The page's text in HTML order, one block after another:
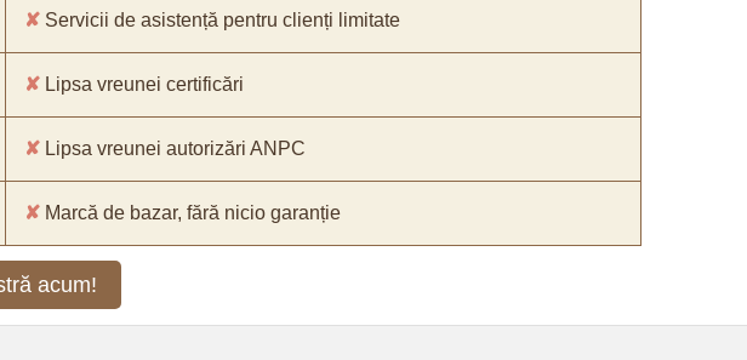
✘ Servicii de asistență pentru clienți limitate
✘ Lipsa vreunei certificări
✘ Lipsa vreunei autorizări ANPC
✘ Marcă de bazar, fără nicio garanție
acum!